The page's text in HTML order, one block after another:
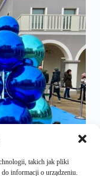
takich jak pliki
informacji o urządzeniu.